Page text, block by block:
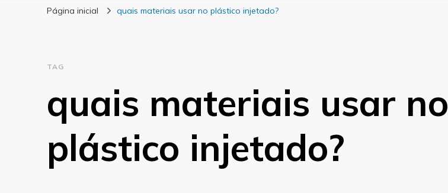
Página inicial quais materiais usar no plástico injetado?
TAG
quais materiais usar no
plástico injetado?